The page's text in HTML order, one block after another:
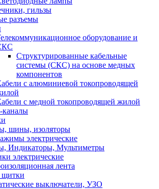
гильзы
разъемы
оборудование и
Структурированные кабельные
системы (СКС) на основе медных
компонентов
с алюминиевой токопроводящей
с медной токопроводящей жилой
каналы
шины, изоляторы
электрические
Индикаторы, Мультиметры
электрические
лента
щитки
выключатели, УЗО